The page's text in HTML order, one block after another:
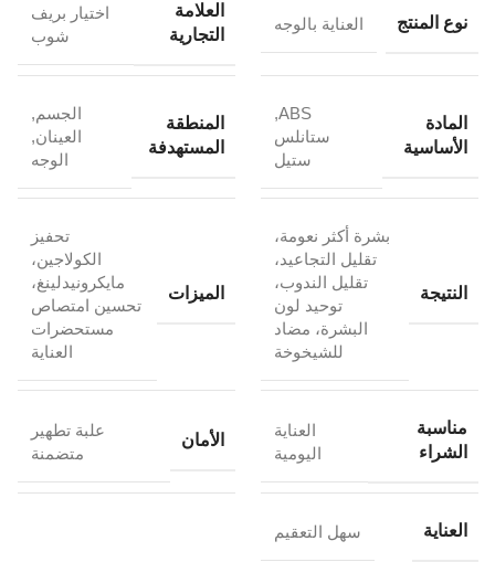
نوع المنتج العناية بالوجه
العلامة
التجارية
اختيار بريف
شوب
المادة
الأساسية
ABS
,
ستانلس
ستيل
المنطقة
المستهدفة
الجسم,
العينان,
الوجه
النتيجة
بشرة أكثر نعومة،
تقليل التجاعيد،
تقليل الندوب،
توحيد لون
البشرة، مضاد
للشيخوخة
الميزات
تحفيز
الكولاجين،
مايكرونيدلينغ،
تحسين امتصاص
مستحضرات
العناية
مناسبة
الشراء
العناية
اليومية
الأمان
علبة تطهير
متضمنة
العناية سهل التعقيم